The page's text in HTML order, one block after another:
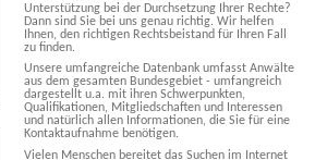
Unterstützung bei der Durchsetzung Ihrer Rechte?
Dann sind Sie bei uns genau richtig. Wir helfen
Ihnen, den richtigen Rechtsbeistand für Ihren Fall
zu finden.
Unsere umfangreiche Datenbank umfasst Anwälte
aus dem gesamten Bundesgebiet - umfangreich
dargestellt u.a. mit ihren Schwerpunkten,
Qualifikationen, Mitgliedschaften und Interessen
und natürlich allen Informationen, die Sie für eine
Kontaktaufnahme benötigen.
Vielen Menschen bereitet das Suchen im Internet